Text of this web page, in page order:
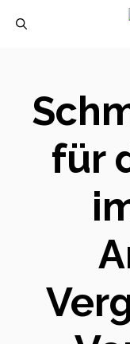
für